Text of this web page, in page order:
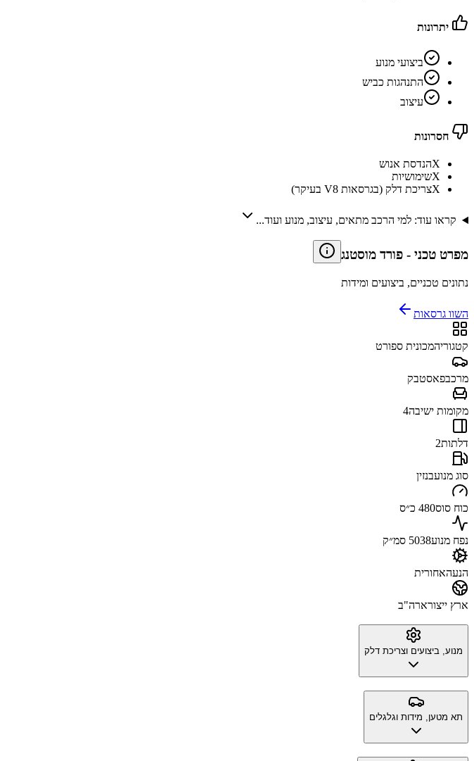
יתרונות
ביצועי מנוע
התנהגות כביש
עיצוב
חסרונות
Xהנדסת אנוש
Xשימושיות
Xצריכת דלק (בגרסאות V8 בעיקר)
קראו עוד: למי הרכב מתאים, עיצוב, מנוע ועוד...
מפרט טכני - פורד מוסטנג
נתונים טכניים, ביצועים ומידות
השוו גרסאות
קטגוריהמכונית ספורט
מרכבפאסטבק
מקומות ישיבה4
דלתות2
סוג מנועבנזין
כוח סוס480 כ״ס
נפח מנוע5038 סמ״ק
הנעהאחורית
ארץ ייצורארה"ב
מנוע, ביצועים וצריכת דלק
תא מטען, מידות וגלגלים